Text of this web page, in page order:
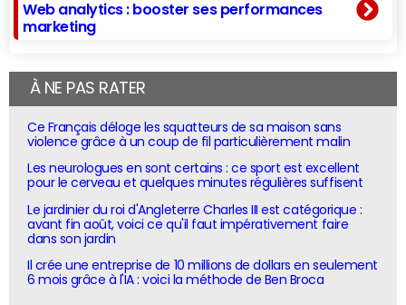
Web analytics : booster ses performances
marketing
À NE PAS RATER
Ce Français déloge les squatteurs de sa maison sans
violence grâce à un coup de fil particulièrement malin
Les neurologues en sont certains : ce sport est excellent
pour le cerveau et quelques minutes régulières suffisent
Le jardinier du roi d'Angleterre Charles III est catégorique :
avant fin août, voici ce qu'il faut impérativement faire
dans son jardin
Il crée une entreprise de 10 millions de dollars en seulement
6 mois grâce à l'IA : voici la méthode de Ben Broca